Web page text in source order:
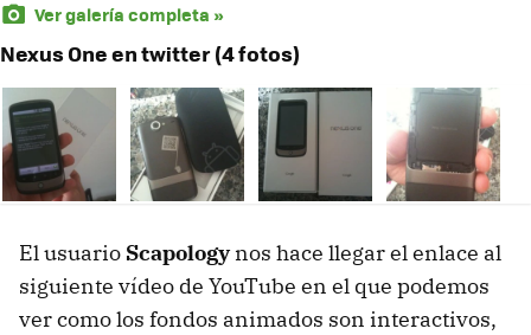
Ver galería completa »
Nexus One en twitter (4 fotos)
El usuario Scapologynos hace llegar el enlace al
siguiente vídeo de YouTube en el que podemos
ver como los fondos animados son interactivos,